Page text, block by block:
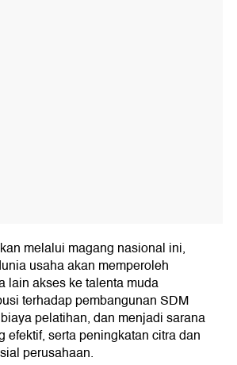
melalui magang nasional ini,
usaha akan memperoleh
lain akses ke talenta muda
terhadap pembangunan SDM
pelatihan, dan menjadi sarana
efektif, serta peningkatan citra dan
perusahaan.